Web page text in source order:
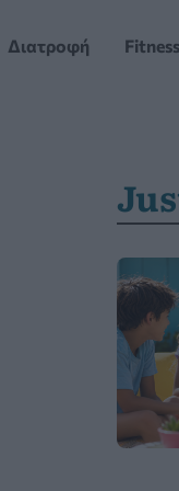
Διατροφή Fitness